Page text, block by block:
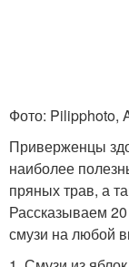
Фото: Pilipphoto,
Приверженцы
наиболее
пряных трав, а
Рассказываем
смузи на любой